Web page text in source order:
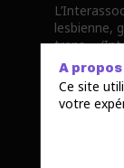
lesbienne,
trans
est
Lesbian &
qui
1977 la
A
Ce site
votre